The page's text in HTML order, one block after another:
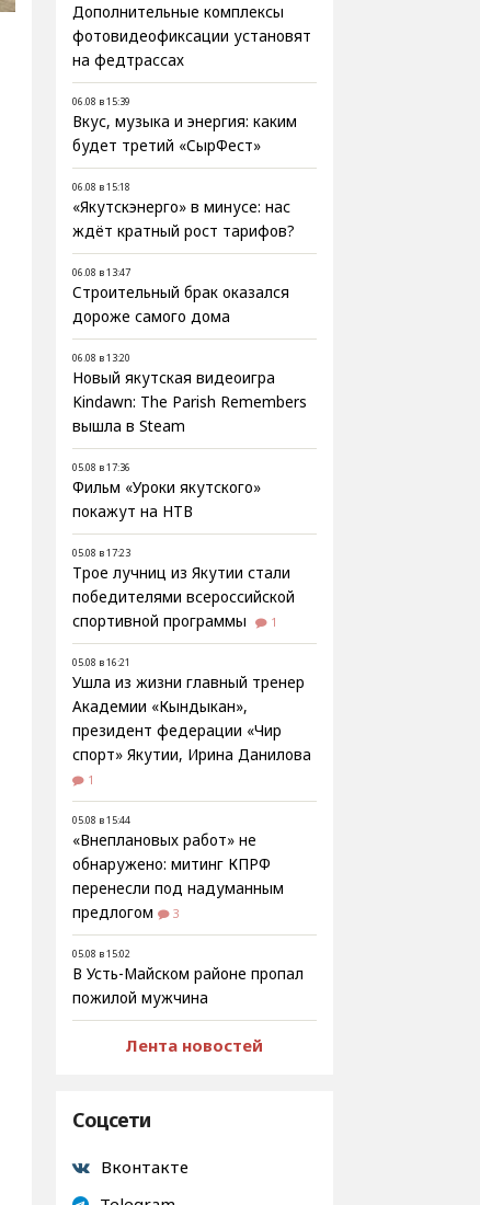
Дополнительные комплексы
фотовидеофиксации установят
на федтрассах
06.08 в 15:39
Вкус, музыка и энергия: каким
будет третий «СырФест»
06.08 в 15:18
«Якутскэнерго» в минусе: нас
ждёт кратный рост тарифов?
06.08 в 13:47
Строительный брак оказался
дороже самого дома
06.08 в 13:20
Новый якутская видеоигра
Kindawn: The Parish Remembers
вышла в Steam
05.08 в 17:36
Фильм «Уроки якутского»
покажут на НТВ
05.08 в 17:23
Трое лучниц из Якутии стали
победителями всероссийской
спортивной программы
1
05.08 в 16:21
Ушла из жизни главный тренер
Академии «Кындыкан»,
президент федерации «Чир
спорт» Якутии, Ирина Данилова
1
05.08 в 15:44
«Внеплановых работ» не
обнаружено: митинг КПРФ
перенесли под надуманным
предлогом
3
05.08 в 15:02
В Усть-Майском районе пропал
пожилой мужчина
Лента новостей
Соцсети
Вконтакте